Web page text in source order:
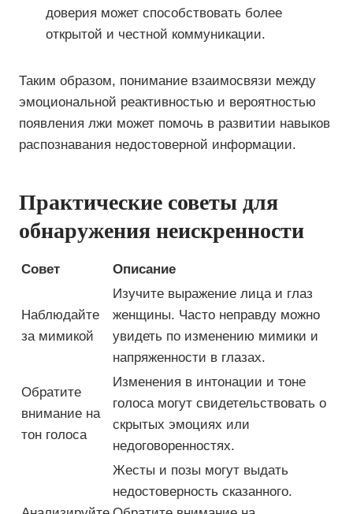
доверия может способствовать более
открытой и честной коммуникации.
Таким образом, понимание взаимосвязи между
эмоциональной реактивностью и вероятностью
появления лжи может помочь в развитии навыков
распознавания недостоверной информации.
Практические советы для
обнаружения неискренности
Совет Описание
Наблюдайте
за мимикой
Изучите выражение лица и глаз
женщины. Часто неправду можно
увидеть по изменению мимики и
напряженности в глазах.
Обратите
внимание на
тон голоса
Изменения в интонации и тоне
голоса могут свидетельствовать о
скрытых эмоциях или
недоговоренностях.
Жесты и позы могут выдать
недостоверность сказанного.